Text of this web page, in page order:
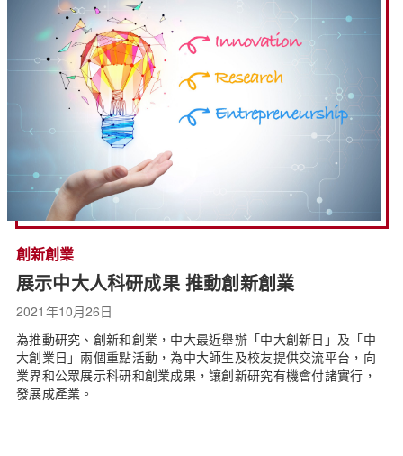
創新創業
展示中大人科研成果 推動創新創業
2021年10月26日
為推動研究、創新和創業，中大最近舉辦「中大創新日」及「中
大創業日」兩個重點活動，為中大師生及校友提供交流平台，向
業界和公眾展示科研和創業成果，讓創新研究有機會付諸實行，
發展成產業。